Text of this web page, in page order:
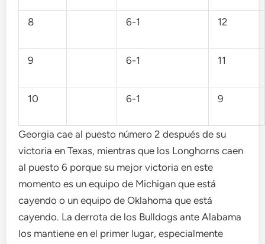
8 6-1 12
9 6-1 11
10 6-1 9
Georgia cae al puesto número 2 después de su
victoria en Texas, mientras que los Longhorns caen
al puesto 6 porque su mejor victoria en este
momento es un equipo de Michigan que está
cayendo o un equipo de Oklahoma que está
cayendo. La derrota de los Bulldogs ante Alabama
los mantiene en el primer lugar, especialmente